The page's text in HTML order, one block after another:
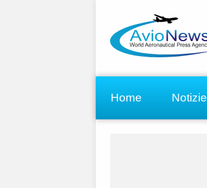
Home Notizie